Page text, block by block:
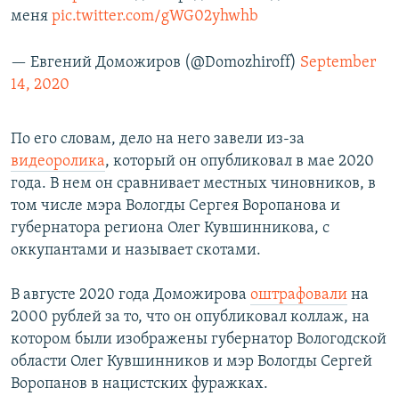
меня pic.twitter.com/gWG02yhwhb
— Евгений Доможиров (@Domozhiroff) September
14, 2020
По его словам, дело на него завели из-за
видеоролика, который он опубликовал в мае 2020
года. В нем он сравнивает местных чиновников, в
том числе мэра Вологды Сергея Воропанова и
губернатора региона Олег Кувшинникова, с
оккупантами и называет скотами.
В августе 2020 года Доможирова оштрафовали на
2000 рублей за то, что он опубликовал коллаж, на
котором были изображены губернатор Вологодской
области Олег Кувшинников и мэр Вологды Сергей
Воропанов в нацистских фуражках.